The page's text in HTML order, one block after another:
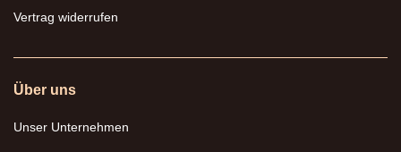
Vertrag widerrufen
Über uns
Unser Unternehmen